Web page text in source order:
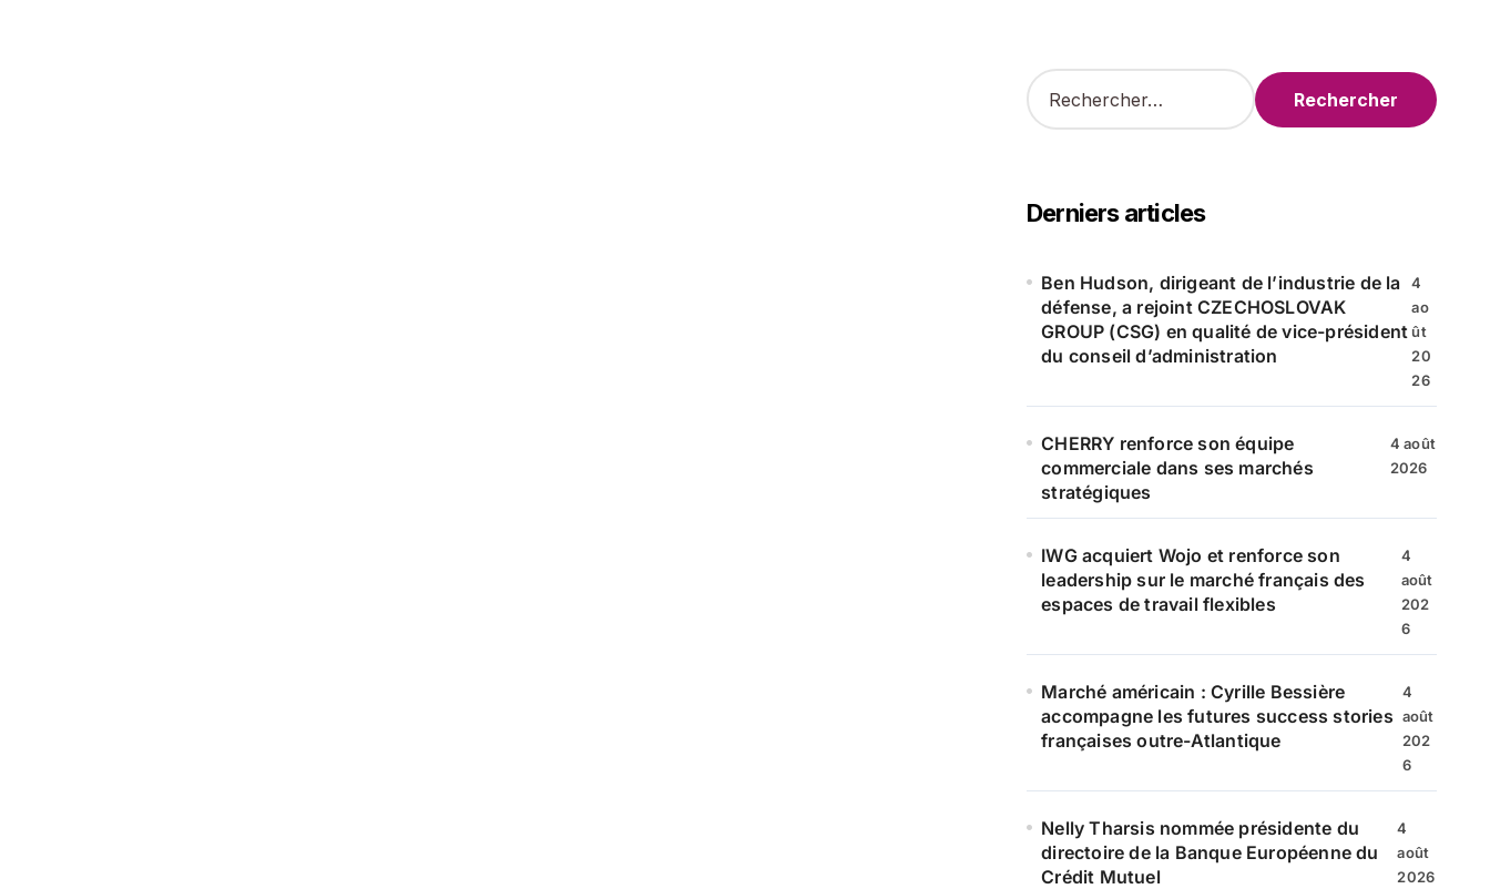
R
e
r
c
e
Derniers articles
Ben Hudson, dirigeant de l’industrie de la
défense, a rejoint CZECHOSLOVAK
GROUP (CSG) en qualité de vice-président
du conseil d’administration
4
ao
ût
20
26
CHERRY renforce son équipe
commerciale dans ses marchés
stratégiques
4 août
2026
IWG acquiert Wojo et renforce son
leadership sur le marché français des
espaces de travail flexibles
4
août
202
6
Marché américain : Cyrille Bessière
accompagne les futures success stories
françaises outre-Atlantique
4
août
202
6
Nelly Tharsis nommée présidente du
directoire de la Banque Européenne du
Crédit Mutuel
4
août
2026